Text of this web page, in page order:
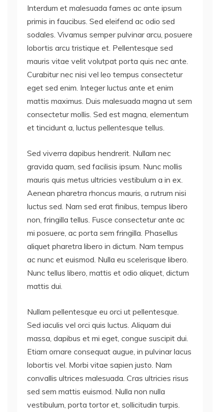
Interdum et malesuada fames ac ante ipsum
primis in faucibus. Sed eleifend ac odio sed
sodales. Vivamus semper pulvinar arcu, posuere
lobortis arcu tristique et. Pellentesque sed
mauris vitae velit volutpat porta quis nec ante.
Curabitur nec nisi vel leo tempus consectetur
eget sed enim. Integer luctus ante et enim
mattis maximus. Duis malesuada magna ut sem
consectetur mollis. Sed est magna, elementum
et tincidunt a, luctus pellentesque tellus.
Sed viverra dapibus hendrerit. Nullam nec
gravida quam, sed facilisis ipsum. Nunc mollis
mauris quis metus ultricies vestibulum a in ex.
Aenean pharetra rhoncus mauris, a rutrum nisi
luctus sed. Nam sed erat finibus, tempus libero
non, fringilla tellus. Fusce consectetur ante ac
mi posuere, ac porta sem fringilla. Phasellus
aliquet pharetra libero in dictum. Nam tempus
ac nunc et euismod. Nulla eu scelerisque libero.
Nunc tellus libero, mattis et odio aliquet, dictum
mattis dui.
Nullam pellentesque eu orci ut pellentesque.
Sed iaculis vel orci quis luctus. Aliquam dui
massa, dapibus et mi eget, congue suscipit dui.
Etiam ornare consequat augue, in pulvinar lacus
lobortis vel. Morbi vitae sapien justo. Nam
convallis ultrices malesuada. Cras ultricies risus
sed sem mattis euismod. Nulla non nulla
vestibulum, porta tortor et, sollicitudin turpis.